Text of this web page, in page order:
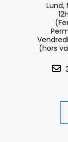
Lund,
(hors